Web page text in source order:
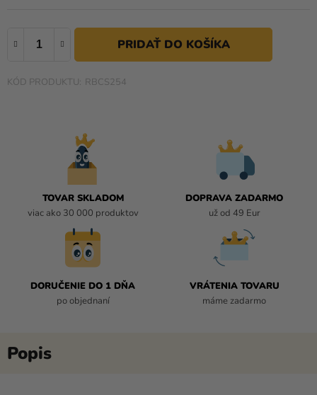
Personalizované
produkty
Témy
Blog
Kontakt
RBCS254
TOVAR SKLADOM
viac ako 30 000 produktov
DOPRAVA ZADARMO
už od 49 Eur
DORUČENIE DO 1 DŇA
po objednaní
VRÁTENIA TOVARU
máme zadarmo